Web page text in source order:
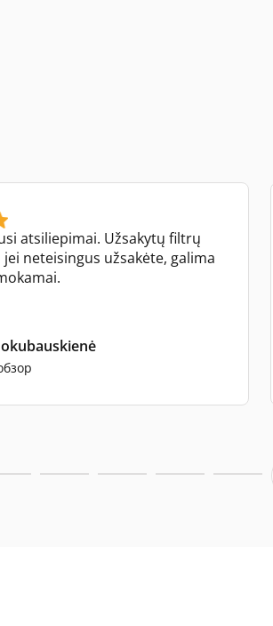
atsiliepimai. Užsakytų filtrų
neteisingus užsakėte, galima